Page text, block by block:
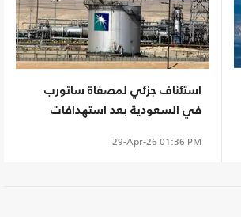
استئناف جزئي لمصفاة ساتورب
في السعودية بعد استهدافات
29-Apr-26 01:36 PM